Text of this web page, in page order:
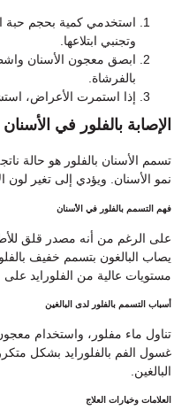
استخدمي كمية بحجم حبة
وتجنبي ابتلاعها.
ابصق معجون الأسنان
بالفرشاة.
إذا استمرت الأعراض،
الإصابة بالفلور في
تسمم الأسنان بالفلور هو حالة
نمو الأسنان. ويؤدي إلى تغير لون
فهم التسمم بالفلور في الأسنان
على الرغم من أنه مصدر قلق
يصاب البالغون بتسمم خفيف
مستويات عالية من الفلورايد
أسباب التسمم بالفلور لدى البالغين
تناول ماء مفلور، واستخدام
غسول الفم بالفلورايد بشكل
البالغين.
العلامات وخيارات العلاج